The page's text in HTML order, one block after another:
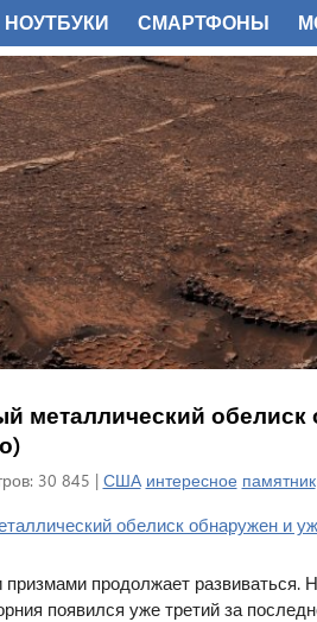
металлический обелиск
30 845 | США интересное памятник
продолжает
появился уже третий за
НОУТБУКИ СМАРТФОНЫ